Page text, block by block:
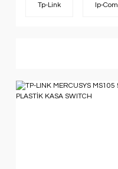
Tp-Link Ip-Com